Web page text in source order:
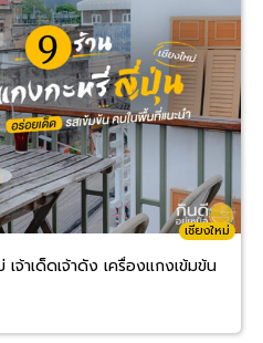
เชียงใหม่
จ้าเด็ดเจ้าดัง เครื่องแกงเข้มข้น